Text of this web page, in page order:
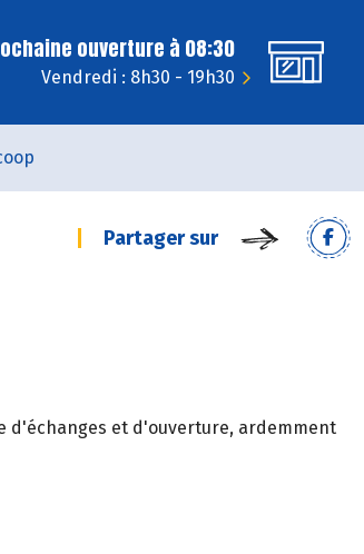
ouverture à 08:30
Vendredi : 8h30 - 19h30
Partager sur
d'échanges et d'ouverture, ardemment